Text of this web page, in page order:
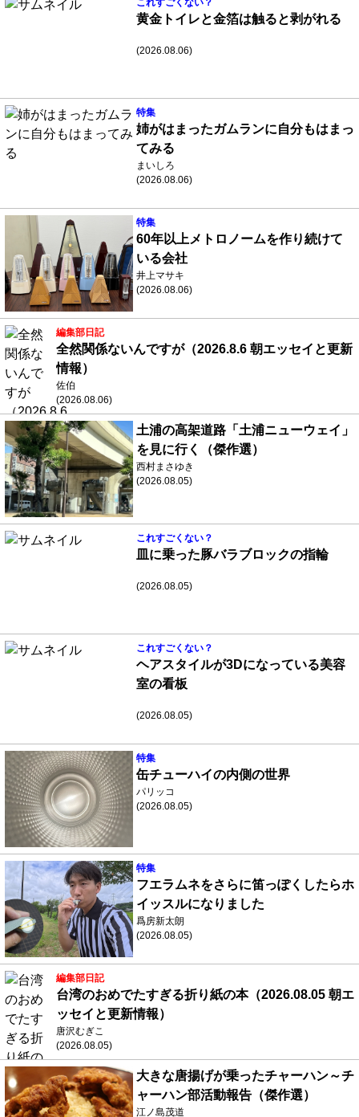
これすごくない？
黄金トイレと金箔は触ると剥がれる
(2026.08.06)
特集
姉がはまったガムランに自分もはまっ
てみる
まいしろ
(2026.08.06)
特集
60年以上メトロノームを作り続けて
いる会社
井上マサキ
(2026.08.06)
編集部日記
全然関係ないんですが（2026.8.6 朝エッセイと更新
情報）
佐伯
(2026.08.06)
土浦の高架道路「土浦ニューウェイ」
を見に行く（傑作選）
西村まさゆき
(2026.08.05)
これすごくない？
皿に乗った豚バラブロックの指輪
(2026.08.05)
これすごくない？
ヘアスタイルが3Dになっている美容
室の看板
(2026.08.05)
特集
缶チューハイの内側の世界
パリッコ
(2026.08.05)
特集
フエラムネをさらに笛っぽくしたらホ
イッスルになりました
爲房新太朗
(2026.08.05)
編集部日記
台湾のおめでたすぎる折り紙の本（2026.08.05 朝エ
ッセイと更新情報）
唐沢むぎこ
(2026.08.05)
大きな唐揚げが乗ったチャーハン～チ
ャーハン部活動報告（傑作選）
江ノ島茂道